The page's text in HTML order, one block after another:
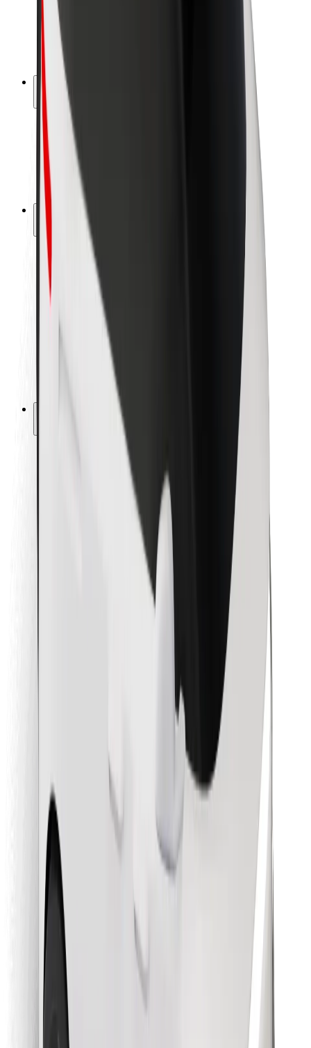
Bezpečnosť na kolobežkách
Bezpečnostný lab
Mestá
Lokality
Riešenia pre mestá
Letiská
Nabíjacie stanice Bolt
Podpora
Pre cestujúcich
Pre vodičov
Pre kuriérov
Bolt Food
Pre flotilových partnerov
Pre reštaurácie
Bolt for Business
Podmienky používania
Získajte odvoz do pár minút!
Stiahnuť aplikáciu Bolt
Objavte svoje obľúbené jedlo!